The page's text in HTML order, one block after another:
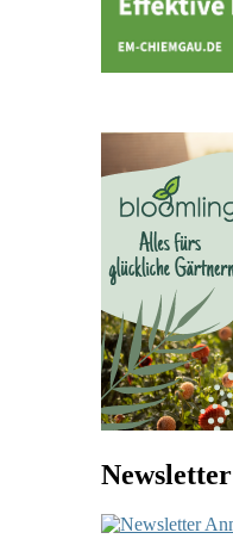
Newsletter